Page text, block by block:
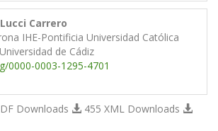
Carrero
IHE-Pontificia Universidad Católica
de Cádiz
0000-0003-1295-4701
Downloads
455 XML Downloads